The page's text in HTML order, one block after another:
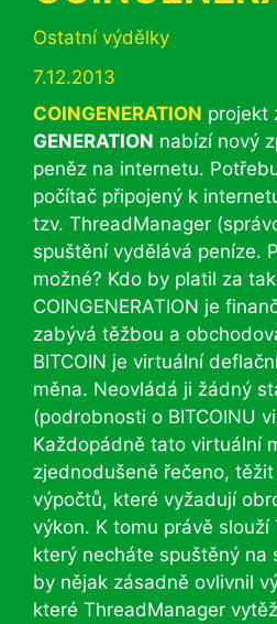
Rubriky
Ostatní výdělky
7.12.2013
COINGENERATION projekt
GENERATION nabízí nový
peněz na internetu.
počítač připojený k
tzv. ThreadManager
spuštění vydělává peníze.
možné? Kdo by platil za
COINGENERATION je
zabývá těžbou a
BITCOIN je virtuální
měna. Neovládá ji žádný
(podrobnosti o BITCOINU
Každopádně tato virtuální
zjednodušeně řečeno,
výpočtů, které vyžadují
výkon. K tomu právě slouží
který necháte spuštěný na
by nějak zásadně ovlivnil
které ThreadManager